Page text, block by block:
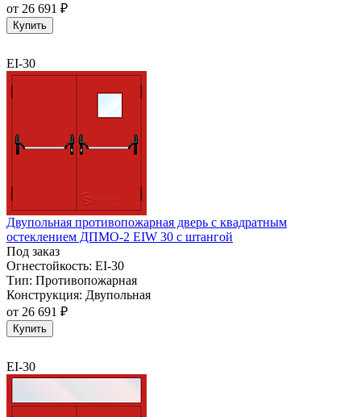
от 26 691 ₽
Купить
EI-30
Двупольная противопожарная дверь с квадратным
остеклением ДПМО-2 EIW 30 с штангой
Под заказ
Огнестойкость: EI-30
Тип: Противопожарная
Конструкция: Двупольная
от 26 691 ₽
Купить
EI-30